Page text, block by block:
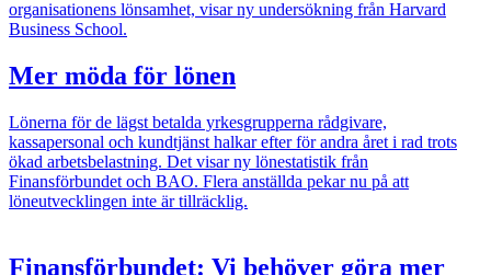
Mer möda för lönen
Lönerna för de lägst betalda yrkesgrupperna rådgivare,
kassapersonal och kundtjänst halkar efter för andra året i rad trots
ökad arbetsbelastning. Det visar ny lönestatistik från
Finansförbundet och BAO. Flera anställda pekar nu på att
löneutvecklingen inte är tillräcklig.
Finansförbundet: Vi behöver göra mer